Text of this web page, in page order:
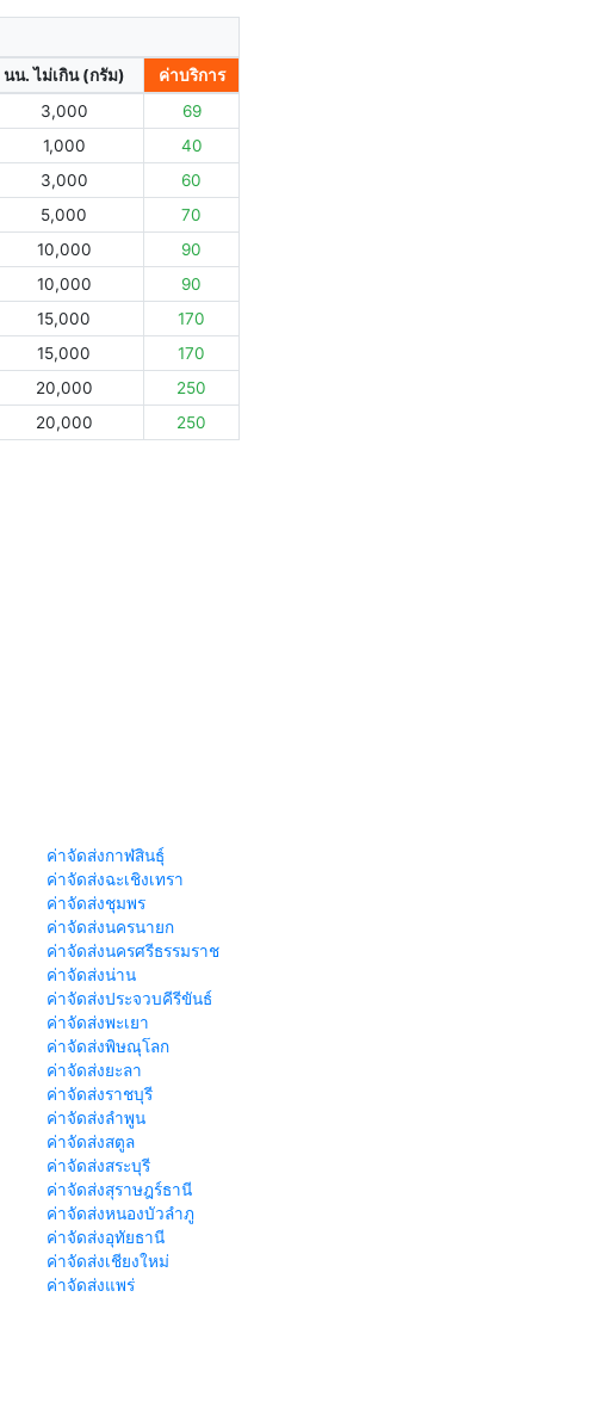
นน. ไม่เกิน (กรัม)
ค่าบริการ
3,000
69
1,000
40
3,000
60
5,000
70
10,000
90
10,000
90
15,000
170
15,000
170
20,000
250
20,000 250
ค่าจัดส่งกาฬสินธุ์
ค่าจัดส่งฉะเชิงเทรา
ค่าจัดส่งชุมพร
ค่าจัดส่งนครนายก
ค่าจัดส่งนครศรีธรรมราช
ค่าจัดส่งน่าน
ค่าจัดส่งประจวบคีรีขันธ์
ค่าจัดส่งพะเยา
ค่าจัดส่งพิษณุโลก
ค่าจัดส่งยะลา
ค่าจัดส่งราชบุรี
ค่าจัดส่งลำพูน
ค่าจัดส่งสตูล
ค่าจัดส่งสระบุรี
ค่าจัดส่งสุราษฎร์ธานี
ค่าจัดส่งหนองบัวลำภู
ค่าจัดส่งอุทัยธานี
ค่าจัดส่งเชียงใหม่
ค่าจัดส่งแพร่